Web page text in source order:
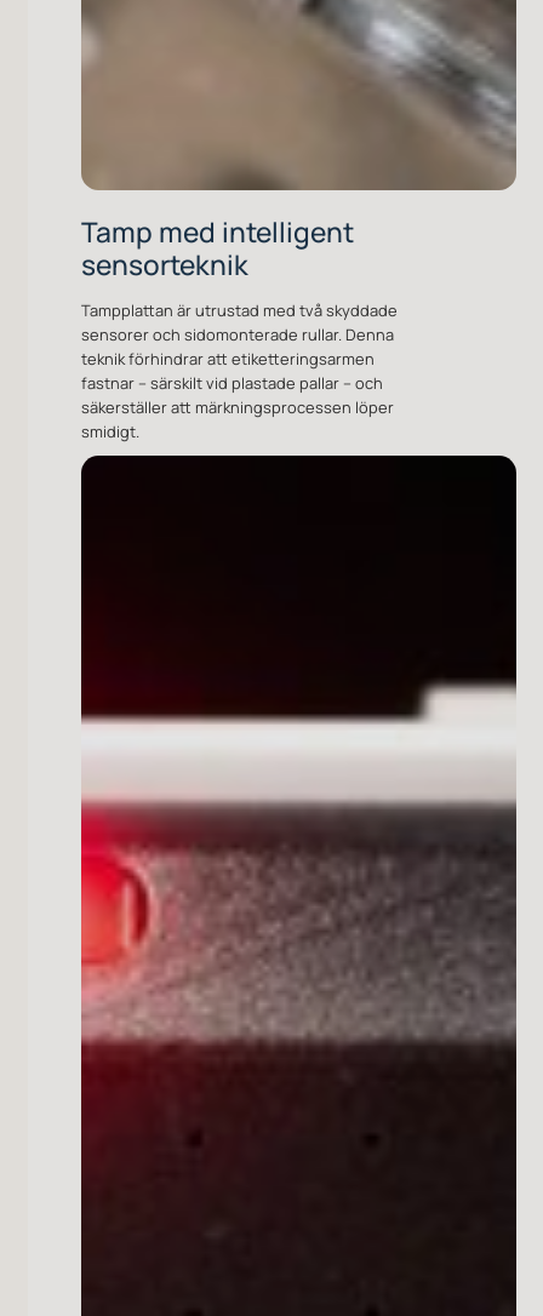
sensorteknik
Tampplattan är utrustad med två skyddade
sensorer och sidomonterade rullar. Denna
teknik förhindrar att etiketteringsarmen
fastnar – särskilt vid plastade pallar – och
säkerställer att märkningsprocessen löper
smidigt.